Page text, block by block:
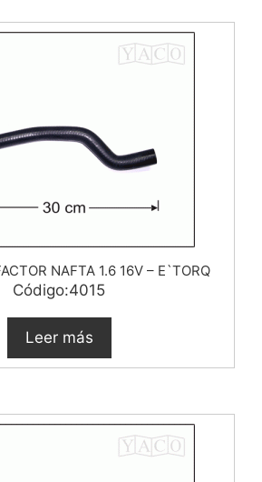
NAFTA 1.6 16V – E`TORQ
Código:4015
Leer más